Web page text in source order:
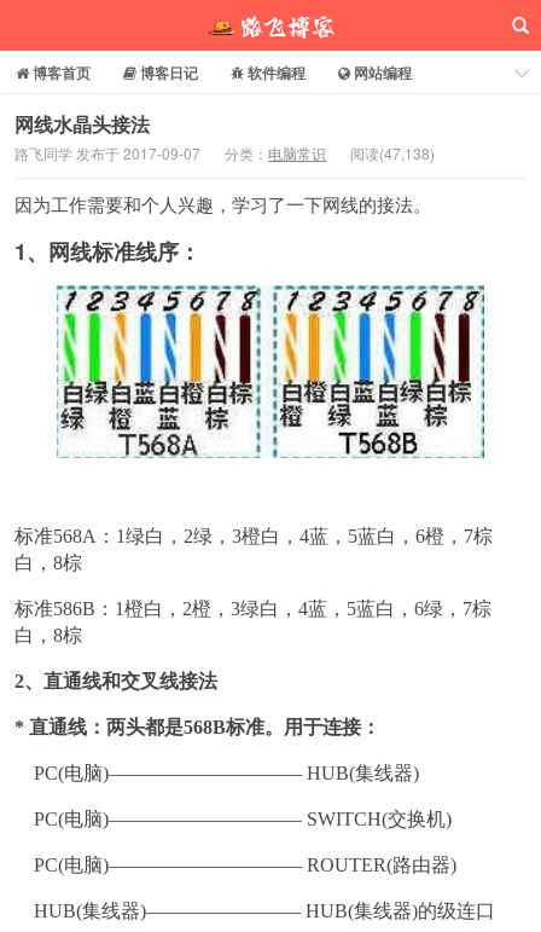
路飞博客
博客首页 博客日记 软件编程
网站编程
电脑常识
分享乐园
网线水晶头接法
路飞同学 发布于 2017-09-07 分类： 电脑常识 阅读(47,138)
因为工作需要和个人兴趣，学习了一下网线的接法。
1、 网线标准线序：
标准568A：1绿白，2绿，3橙白，4蓝，5蓝白，6橙，7棕
白，8棕
标准586B：1橙白，2橙，3绿白，4蓝，5蓝白，6绿，7棕
白，8棕
2、直通线和交叉线接法
* 直通线：两头都是568B标准。用于连接：
PC(电脑)—————————— HUB(集线器)
PC(电脑)—————————— SWITCH(交换机)
PC(电脑)—————————— ROUTER(路由器)
HUB(集线器)———————— HUB(集线器)的级连口